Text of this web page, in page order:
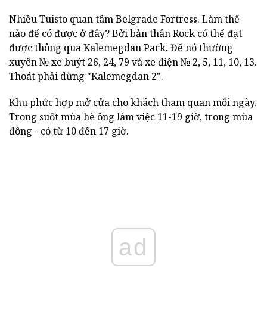
Nhiều Tuisto quan tâm Belgrade Fortress. Làm thế
nào để có được ở đây? Bởi bản thân Rock có thể đạt
được thông qua Kalemegdan Park. Để nó thường
xuyên № xe buýt 26, 24, 79 và xe điện № 2, 5, 11, 10, 13.
Thoát phải dừng "Kalemegdan 2".
Khu phức hợp mở cửa cho khách tham quan mỗi ngày.
Trong suốt mùa hè ông làm việc 11-19 giờ, trong mùa
đông - có từ 10 đến 17 giờ.
ad